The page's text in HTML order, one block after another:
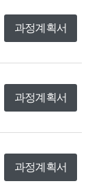
과정계획서
과정계획서
과정계획서